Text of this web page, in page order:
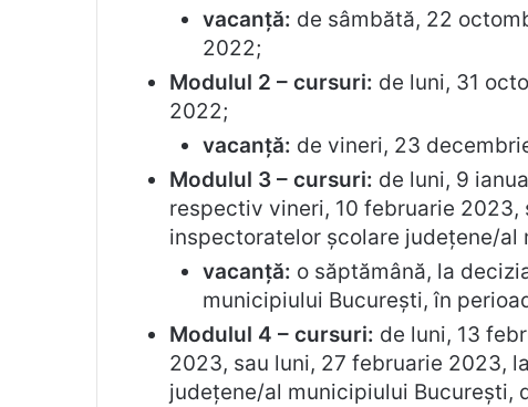
vacanță: de sâmbătă, 22
2022;
Modulul 2 – cursuri: de luni, 31
2022;
vacanță: de vineri, 23
Modulul 3 – cursuri: de luni, 9
respectiv vineri, 10 februarie
inspectoratelor școlare județene/al
vacanță: o săptămână, la
municipiului București, în
Modulul 4 – cursuri: de luni, 13
2023, sau luni, 27 februarie 2023,
județene/al municipiului București,